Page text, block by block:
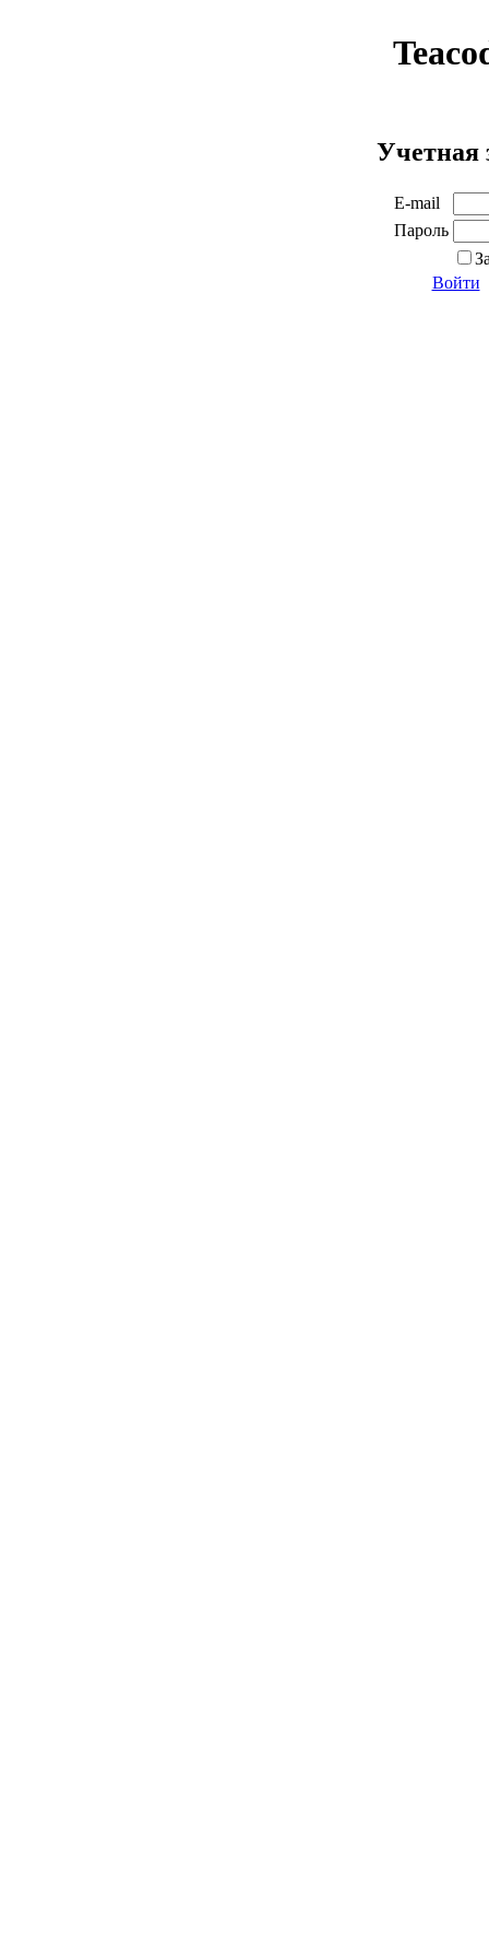
Учетная
E-mail
Пароль
Войти